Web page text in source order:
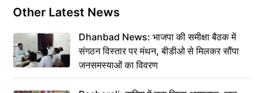
Other Latest News
Dhanbad News: भाजपा की समीक्षा बैठक में
संगठन विस्तार पर मंथन, बीडीओ से मिलकर सौंपा
जनसमस्याओं का विवरण